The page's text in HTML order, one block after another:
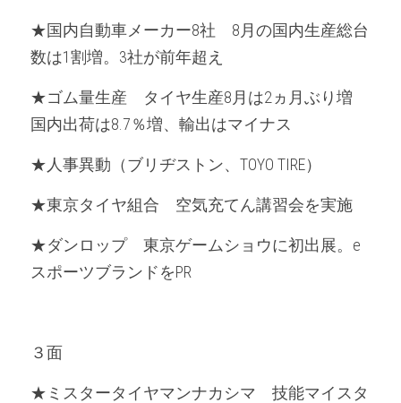
★国内自動車メーカー8社　8月の国内生産総台
数は1割増。3社が前年超え
★ゴム量生産　タイヤ生産8月は2ヵ月ぶり増
国内出荷は8.7％増、輸出はマイナス
★人事異動（ブリヂストン、TOYO TIRE）
★東京タイヤ組合　空気充てん講習会を実施
★ダンロップ　東京ゲームショウに初出展。e
スポーツブランドをPR
３面
★ミスタータイヤマンナカシマ　技能マイスタ